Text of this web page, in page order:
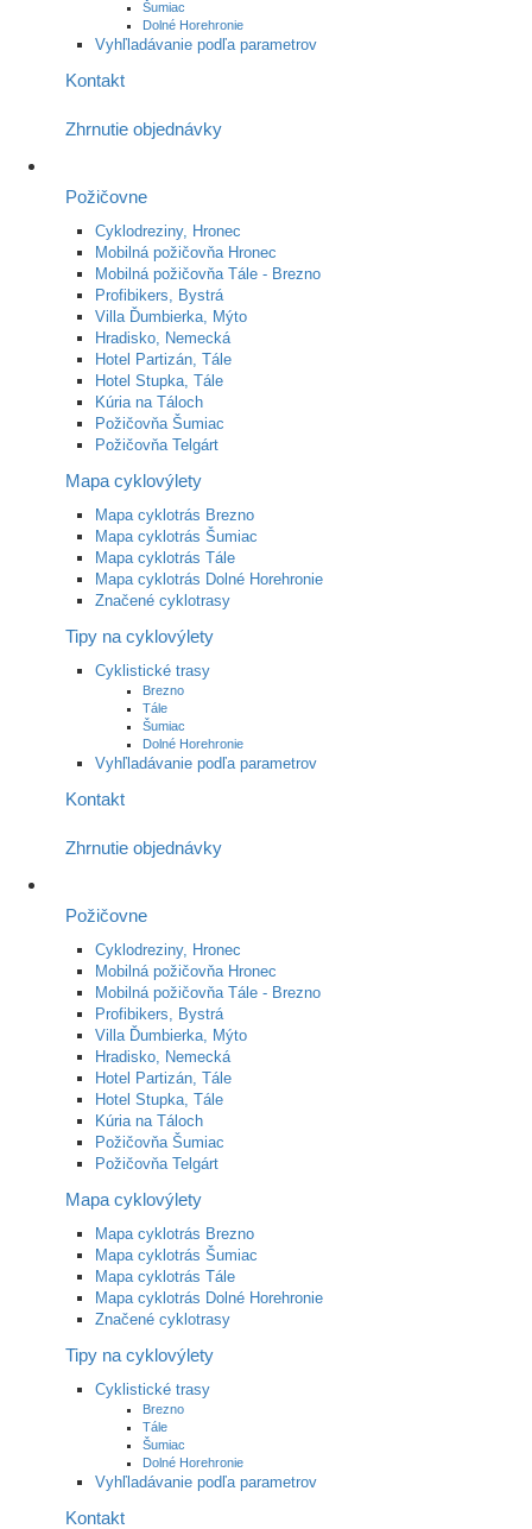
Šumiac
Dolné Horehronie
Vyhľladávanie podľa parametrov
Kontakt
Zhrnutie objednávky
Požičovne
Cyklodreziny, Hronec
Mobilná požičovňa Hronec
Mobilná požičovňa Tále - Brezno
Profibikers, Bystrá
Villa Ďumbierka, Mýto
Hradisko, Nemecká
Hotel Partizán, Tále
Hotel Stupka, Tále
Kúria na Táloch
Požičovňa Šumiac
Požičovňa Telgárt
Mapa cyklovýlety
Mapa cyklotrás Brezno
Mapa cyklotrás Šumiac
Mapa cyklotrás Tále
Mapa cyklotrás Dolné Horehronie
Značené cyklotrasy
Tipy na cyklovýlety
Cyklistické trasy
Brezno
Tále
Šumiac
Dolné Horehronie
Vyhľladávanie podľa parametrov
Kontakt
Zhrnutie objednávky
Požičovne
Cyklodreziny, Hronec
Mobilná požičovňa Hronec
Mobilná požičovňa Tále - Brezno
Profibikers, Bystrá
Villa Ďumbierka, Mýto
Hradisko, Nemecká
Hotel Partizán, Tále
Hotel Stupka, Tále
Kúria na Táloch
Požičovňa Šumiac
Požičovňa Telgárt
Mapa cyklovýlety
Mapa cyklotrás Brezno
Mapa cyklotrás Šumiac
Mapa cyklotrás Tále
Mapa cyklotrás Dolné Horehronie
Značené cyklotrasy
Tipy na cyklovýlety
Cyklistické trasy
Brezno
Tále
Šumiac
Dolné Horehronie
Vyhľladávanie podľa parametrov
Kontakt